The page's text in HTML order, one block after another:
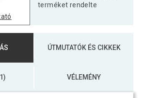
terméket rendelte
ÚTMUTATÓK ÉS CIKKEK
VÉLEMÉNY